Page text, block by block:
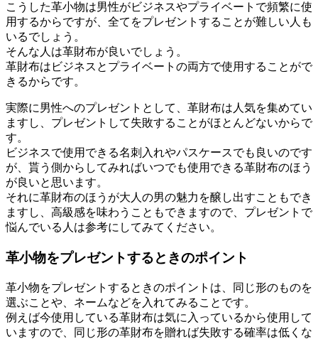
こうした革小物は男性がビジネスやプライベートで頻繁に使
用するからですが、全てをプレゼントすることが難しい人も
いるでしょう。
そんな人は革財布が良いでしょう。
革財布はビジネスとプライベートの両方で使用することがで
きるからです。
実際に男性へのプレゼントとして、革財布は人気を集めてい
ますし、プレゼントして失敗することがほとんどないからで
す。
ビジネスで使用できる名刺入れやパスケースでも良いのです
が、貰う側からしてみればいつでも使用できる革財布のほう
が良いと思います。
それに革財布のほうが大人の男の魅力を醸し出すこともでき
ますし、高級感を味わうこともできますので、プレゼントで
悩んでいる人は参考にしてみてください。
革小物をプレゼントするときのポイント
革小物をプレゼントするときのポイントは、同じ形のものを
選ぶことや、ネームなどを入れてみることです。
例えば今使用している革財布は気に入っているから使用して
いますので、同じ形の革財布を贈れば失敗する確率は低くな